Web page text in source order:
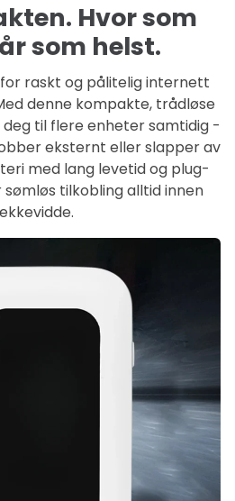
Hvor som
som helst.
for raskt og pålitelig internett
denne kompakte, trådløse
til flere enheter samtidig -
eksternt eller slapper av
med lang levetid og plug-
tilkobling alltid innen